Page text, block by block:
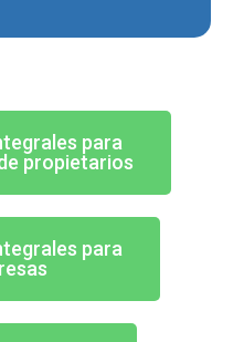
para
propietarios
para